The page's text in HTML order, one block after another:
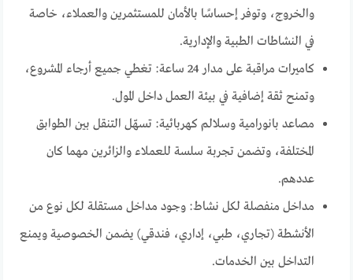
والخروج، وتوفر إحساسًا بالأمان للمستثمرين والعملاء، خاصة
في النشاطات الطبية والإدارية.
كاميرات مراقبة على مدار 24 ساعة: تغطي جميع أرجاء المشروع،
وتمنح ثقة إضافية في بيئة العمل داخل المول.
مصاعد بانورامية وسلالم كهربائية: تسهّل التنقل بين الطوابق
المختلفة، وتضمن تجربة سلسة للعملاء والزائرين مهما كان
عددهم.
مداخل منفصلة لكل نشاط: وجود مداخل مستقلة لكل نوع من
الأنشطة (تجاري، طبي، إداري، فندقي) يضمن الخصوصية ويمنع
التداخل بين الخدمات.